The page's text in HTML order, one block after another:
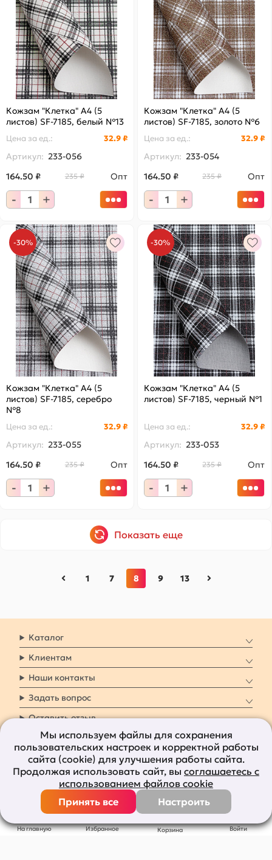
На главную Избранное Корзина Войти
Кожзам "Клетка" А4 (5
листов) SF-7185, белый №13
Цена за ед.: 32.9 ₽
Артикул: 233-056
164.50 ₽
235 ₽ Опт
- +
Кожзам "Клетка" А4 (5
листов) SF-7185, золото №6
Цена за ед.: 32.9 ₽
Артикул: 233-054
164.50 ₽
235 ₽ Опт
- +
-30%
Кожзам "Клетка" А4 (5
листов) SF-7185, серебро
№8
Цена за ед.: 32.9 ₽
Артикул: 233-055
164.50 ₽
235 ₽ Опт
- +
-30%
Кожзам "Клетка" А4 (5
листов) SF-7185, черный №1
Цена за ед.: 32.9 ₽
Артикул: 233-053
164.50 ₽
235 ₽ Опт
- +
Показать еще
1 7 8 9 13
Каталог
Клиентам
Наши контакты
Задать вопрос
Оставить отзыв
8 800 7009 161 Заказать звонок
Наши социальные
сети
Все права защищены © 2011-2026bolshepodarkov.ru
Мы используем файлы для сохранения
пользовательских настроек и корректной работы
сайта (cookie) для улучшения работы сайта.
Продолжая использовать сайт, вы соглашаетесь с
использованием файлов cookie
Принять все
Настроить